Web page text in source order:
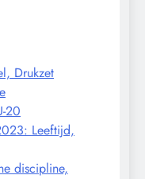
Drukzet
20
Leeftijd,
discipline,